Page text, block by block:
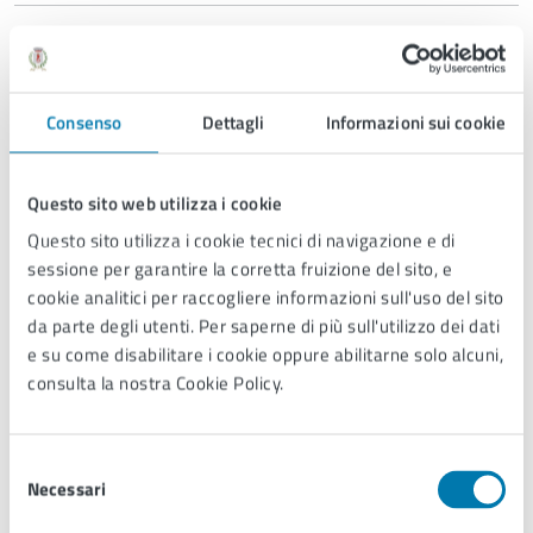
Consenso Dettagli Informazioni sui cookie
Questo sito web utilizza i cookie
Questo sito utilizza i cookie tecnici di navigazione e di
sessione per garantire la corretta fruizione del sito, e
cookie analitici per raccogliere informazioni sull'uso del sito
da parte degli utenti. Per saperne di più sull'utilizzo dei dati
e su come disabilitare i cookie oppure abilitarne solo alcuni,
consulta la nostra Cookie Policy.
delNecessari
Ufficio Ambiente
Ufficio Ambiente